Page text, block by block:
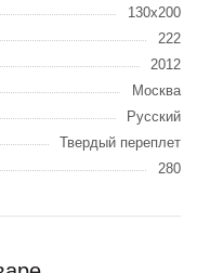
130х200
222
2012
Москва
Русский
Твердый переплет
280